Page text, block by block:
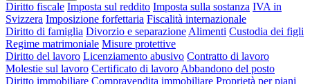
Diritto fiscale Imposta sul reddito Imposta sulla sostanza IVA in
Svizzera Imposizione forfettaria Fiscalità internazionale
Diritto di famiglia Divorzio e separazione Alimenti Custodia dei figli
Regime matrimoniale Misure protettive
Diritto del lavoro Licenziamento abusivo Contratto di lavoro
Molestie sul lavoro Certificato di lavoro Abbandono del posto
Diritto immobiliare Compravendita immobiliare Proprietà per piani